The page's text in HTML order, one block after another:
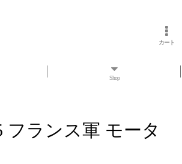
カート
Shop
フランス軍 モータ